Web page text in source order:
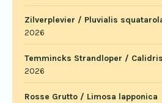
Zilverplevier / Pluvialis
2026
Temmincks Strandloper /
2026
Rosse Grutto / Limosa lapponica